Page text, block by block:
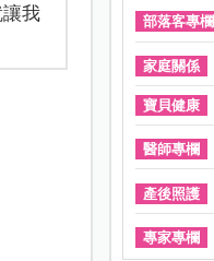
我
部落客專欄
家庭關係
寶貝健康
醫師專欄
產後照護
專家專欄